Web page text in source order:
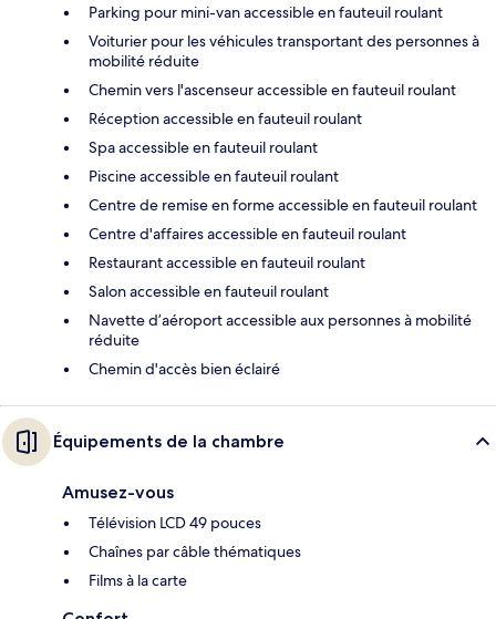
Parking pour mini-van accessible en fauteuil roulant
Voiturier pour les véhicules transportant des personnes à
mobilité réduite
Chemin vers l'ascenseur accessible en fauteuil roulant
Réception accessible en fauteuil roulant
Spa accessible en fauteuil roulant
Piscine accessible en fauteuil roulant
Centre de remise en forme accessible en fauteuil roulant
Centre d'affaires accessible en fauteuil roulant
Restaurant accessible en fauteuil roulant
Salon accessible en fauteuil roulant
Navette d’aéroport accessible aux personnes à mobilité
réduite
Chemin d'accès bien éclairé
Équipements de la chambre
Amusez-vous
Télévision LCD 49 pouces
Chaînes par câble thématiques
Films à la carte